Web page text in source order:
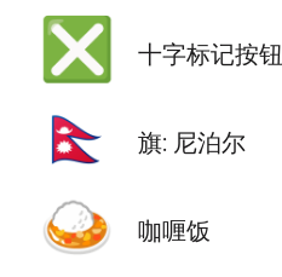
❎ 十字标记按钮
🇳🇵 旗: 尼泊尔
🍛 咖喱饭